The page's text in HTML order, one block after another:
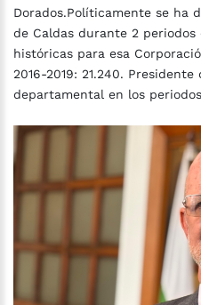
Dorados.Políticamente se ha
de Caldas durante 2 periodos
históricas para esa
2016-2019: 21.240. Presidente
departamental en los